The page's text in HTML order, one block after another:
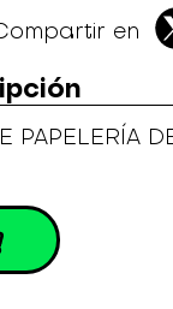
en
PAPELERÍA